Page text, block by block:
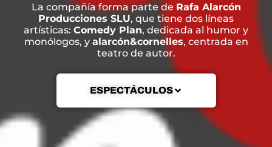
La compañía forma parte de Rafa Alarcón
Producciones SLU, que tiene dos líneas
artísticas: Comedy Plan, dedicada al humor y
monólogos, y alarcón&cornelles, centrada en
teatro de autor.
ESPECTÁCULOS